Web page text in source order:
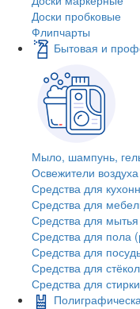
Доски пробковые
Флипчарты
Бытовая и
Мыло, шампунь,
Освежители воздуха
Средства для
Средства для
Средства для
Средства для пола
Средства для
Средства для стёкол
Средства для стирки